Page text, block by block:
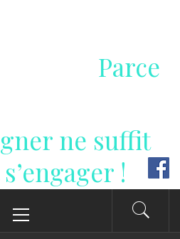
Parce
ne suffit
!
principal